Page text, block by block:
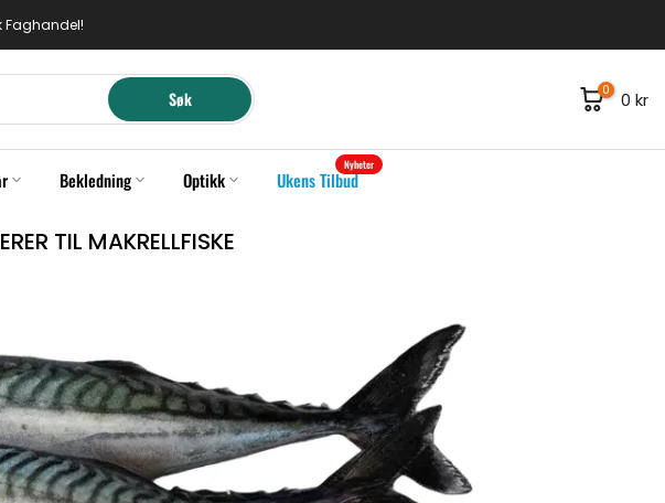
Faghandel!
Søk 0 0 kr
Bekledning Optikk Ukens Tilbud
Nyheter
TIL MAKRELLFISKE